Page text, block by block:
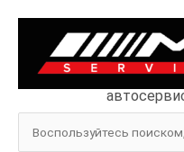
содержимому